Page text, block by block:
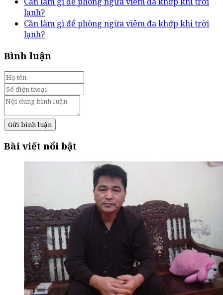
lạnh?
Cần làm gì để phòng ngừa viêm đa khớp khi trời
lạnh?
Bình luận
Gửi bình luận
Bài viết nổi bật